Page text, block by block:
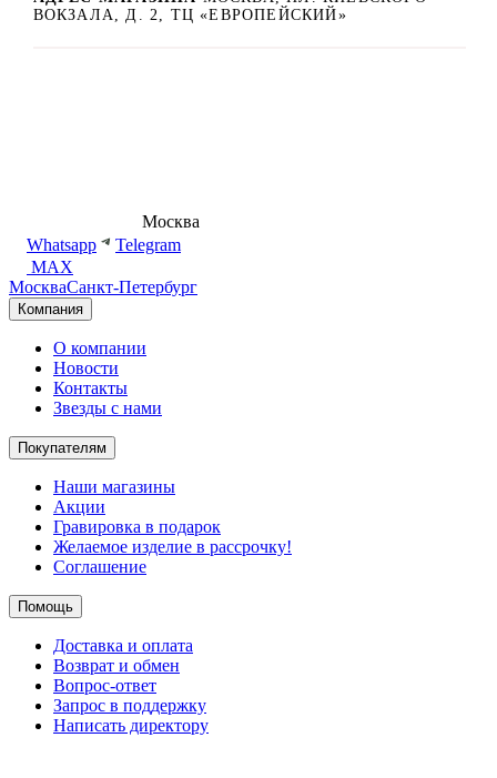
ВОКЗАЛА, Д. 2, ТЦ «ЕВРОПЕЙСКИЙ»
Москва
Whatsapp
Telegram
MAX
МоскваСанкт-Петербург
Компания
О компании
Новости
Контакты
Звезды с нами
Покупателям
Наши магазины
Акции
Гравировка в подарок
Желаемое изделие в рассрочку!
Соглашение
Помощь
Доставка и оплата
Возврат и обмен
Вопрос-ответ
Запрос в поддержку
Написать директору